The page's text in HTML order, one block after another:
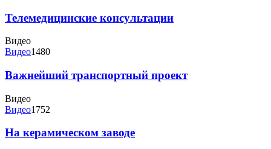
Телемедицинские консультации
Видео
Видео1480
Важнейший транспортный проект
Видео
Видео1752
На керамическом заводе